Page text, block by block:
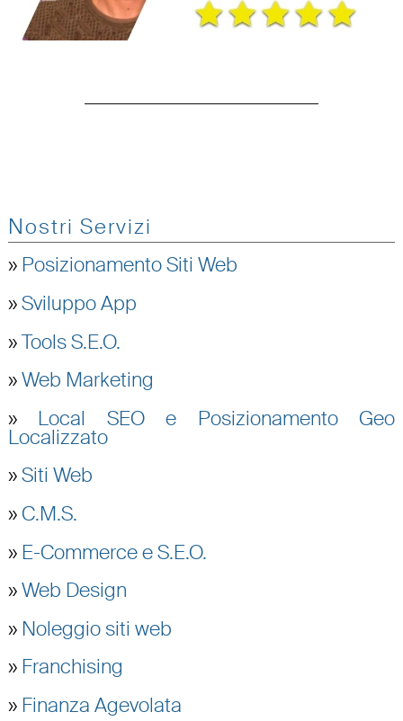
Nostri Servizi
» Posizionamento Siti Web
»Sviluppo App
»Tools S.E.O.
»Web Marketing
» Local SEO e Posizionamento Geo
Localizzato
»Siti Web
» C.M.S.
» E-Commerce e S.E.O.
»Web Design
» Noleggio siti web
» Franchising
» Finanza Agevolata